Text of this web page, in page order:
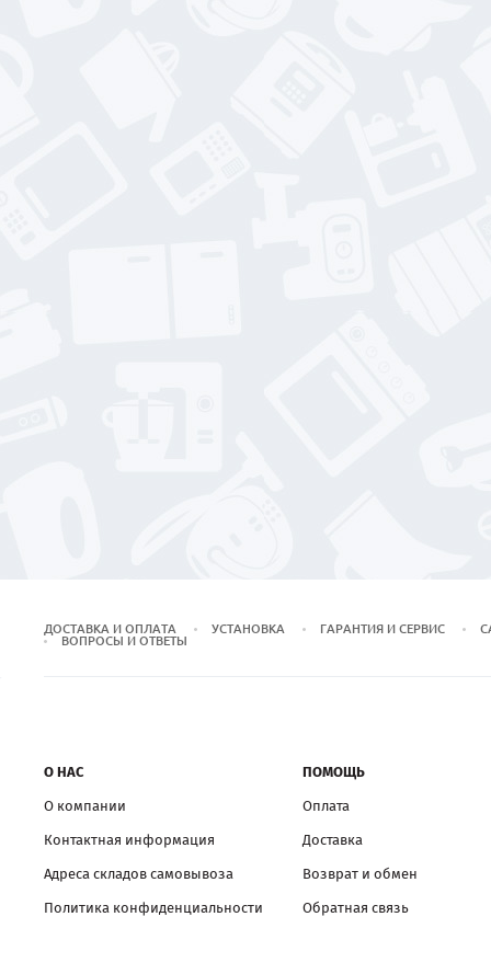
ДОСТАВКА И ОПЛАТА УСТАНОВКА ГАРАНТИЯ И СЕРВИС
ВОПРОСЫ И ОТВЕТЫ
О НАС
О компании
Контактная информация
Адреса складов самовывоза
Политика конфиденциальности
ПОМОЩЬ
Оплата
Доставка
Возврат и обмен
Обратная связь